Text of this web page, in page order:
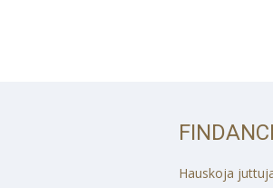
Hauskoja